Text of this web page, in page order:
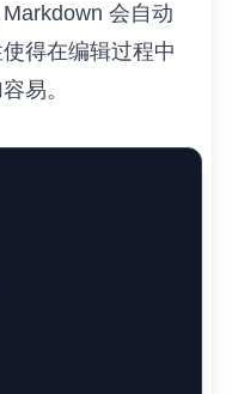
会自动
得在编辑过程中
易。